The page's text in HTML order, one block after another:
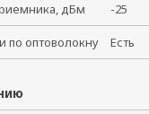
дБм -25
по оптоволокну Есть